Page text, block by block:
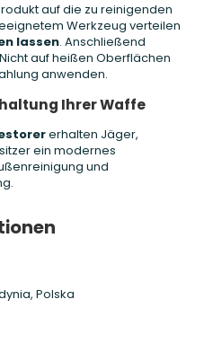
auf die zu reinigenden
Werkzeug verteilen
lassen. Anschließend
auf heißen Oberflächen
anwenden.
Ihrer Waffe
erhalten Jäger,
ein modernes
und
Polska